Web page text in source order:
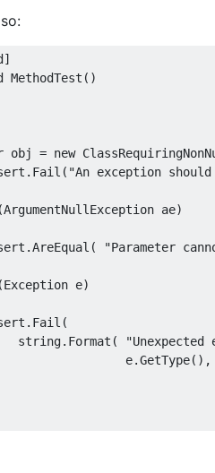
]
MethodTest ()
obj = new
. Fail ( "An exception
(ArgumentNullException ae)
.AreEqual ( "Parameter
(Exception e)
. Fail (
string. Format (
e
.GetType(),